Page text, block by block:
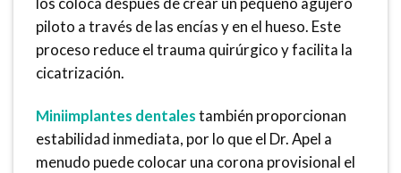
piloto a través de las encías y en el hueso. Este
proceso reduce el trauma quirúrgico y facilita la
cicatrización.
Miniimplantes dentalestambién proporcionan
estabilidad inmediata, por lo que el Dr. Apel a
menudo puede colocar una corona provisional el